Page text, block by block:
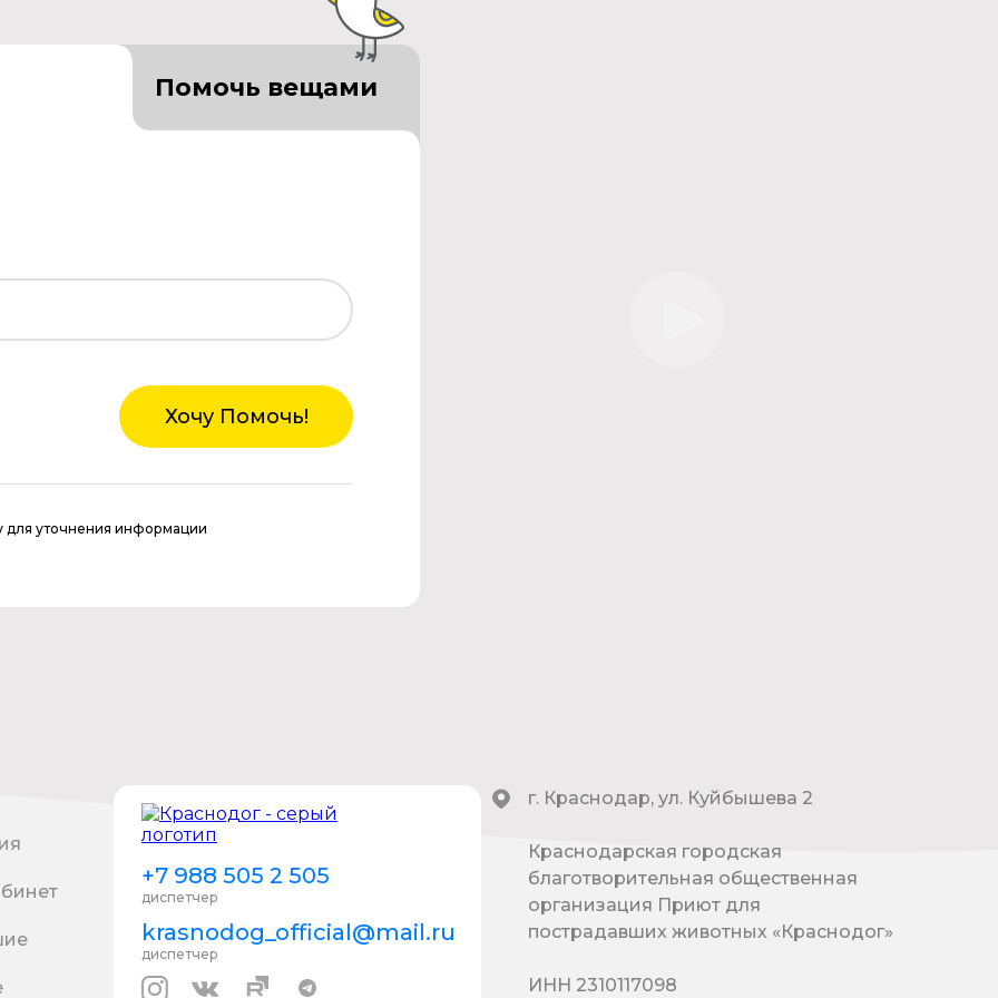
Помочь вещами
Хочу Помочь!
уточнения информации
+7 988 505 2 505
диспетчер
krasnodog_official@mail.ru
диспетчер
г. Краснодар, ул. Куйбышева 2
Краснодарская городская
благотворительная общественная
организация Приют для
пострадавших животных «Краснодог»
ИНН 2310117098